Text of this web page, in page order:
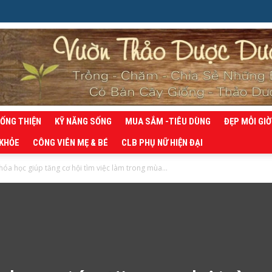
THIỆN KỸ NĂNG SỐNG MUA SẮM -TIÊU DÙNG ĐẸP MỖI GIỜ
CÔNG VIÊN MẸ & BÉ CLB PHỤ NỮ HIỆN ĐẠI
học giúp tăng cơ hội tìm việc làm trong mùa...